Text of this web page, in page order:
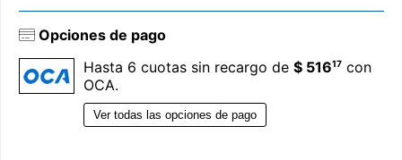
Opciones de pago
Hasta 6 cuotas sin recargo de $ 51617 con
OCA.
Ver todas las opciones de pago